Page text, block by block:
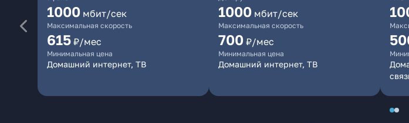
1000 мбит/сек
Максимальная скорость
615 ₽/мес
Минимальная цена
Домашний интернет, ТВ
1000 мбит/сек
Максимальная скорость
700 ₽/мес
Минимальная цена
Домашний интернет, ТВ